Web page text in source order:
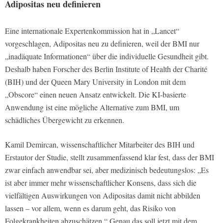
Adipositas neu definieren
Eine internationale Expertenkommission hat in „Lancet“
vorgeschlagen, Adipositas neu zu definieren, weil der BMI nur
„inadäquate Informationen“ über die individuelle Gesundheit gibt.
Deshalb haben Forscher des Berlin Institute of Health der Charité
(BIH) und der Queen Mary University in London mit dem
„Obscore“ einen neuen Ansatz entwickelt. Die KI-basierte
Anwendung ist eine mögliche Alternative zum BMI, um
schädliches Übergewicht zu erkennen.
Kamil Demircan, wissenschaftlicher Mitarbeiter des BIH und
Erstautor der Studie, stellt zusammenfassend klar fest, dass der BMI
zwar einfach anwendbar sei, aber medizinisch bedeutungslos: „Es
ist aber immer mehr wissenschaftlicher Konsens, dass sich die
vielfältigen Auswirkungen von Adipositas damit nicht abbilden
lassen – vor allem, wenn es darum geht, das Risiko von
Folgekrankheiten abzuschätzen.“ Genau das soll jetzt mit dem